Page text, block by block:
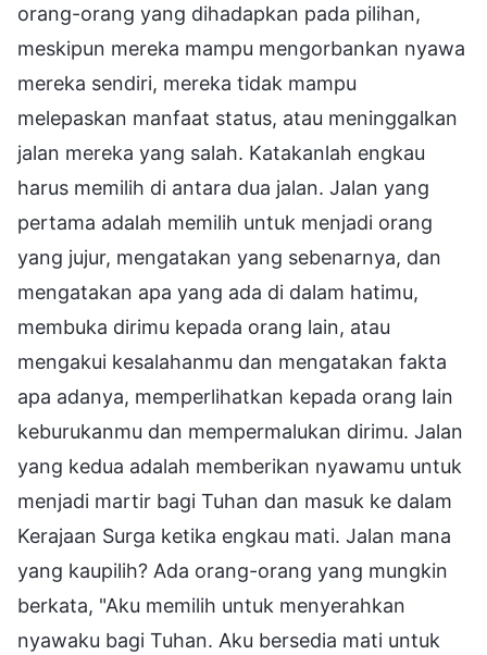
orang-orang yang dihadapkan pada pilihan,
meskipun mereka mampu mengorbankan nyawa
mereka sendiri, mereka tidak mampu
melepaskan manfaat status, atau meninggalkan
jalan mereka yang salah. Katakanlah engkau
harus memilih di antara dua jalan. Jalan yang
pertama adalah memilih untuk menjadi orang
yang jujur, mengatakan yang sebenarnya, dan
mengatakan apa yang ada di dalam hatimu,
membuka dirimu kepada orang lain, atau
mengakui kesalahanmu dan mengatakan fakta
apa adanya, memperlihatkan kepada orang lain
keburukanmu dan mempermalukan dirimu. Jalan
yang kedua adalah memberikan nyawamu untuk
menjadi martir bagi Tuhan dan masuk ke dalam
Kerajaan Surga ketika engkau mati. Jalan mana
yang kaupilih? Ada orang-orang yang mungkin
berkata, "Aku memilih untuk menyerahkan
nyawaku bagi Tuhan. Aku bersedia mati untuk